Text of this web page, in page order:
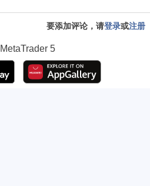
要添加评论，请登录或注册
MetaTrader 5